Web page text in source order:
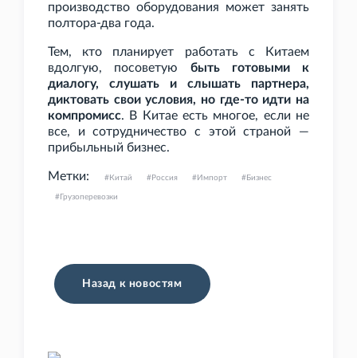
производство оборудования может занять
полтора-два года.
Тем, кто планирует работать с Китаем
вдолгую, посоветую быть готовыми к
диалогу, слушать и слышать партнера,
диктовать свои условия, но где-то идти на
компромисс. В Китае есть многое, если не
все, и сотрудничество с этой страной —
прибыльный бизнес.
Метки: Китай Россия Импорт Бизнес
Грузоперевозки
Назад к новостям